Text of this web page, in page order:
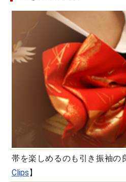
帯を楽しめるのも引き振袖の
Clips】